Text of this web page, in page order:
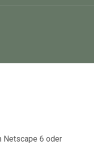
Netscape 6 oder